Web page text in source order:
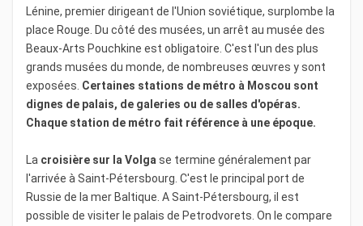
Lénine, premier dirigeant de l'Union soviétique, surplombe la
place Rouge. Du côté des musées, un arrêt au musée des
Beaux-Arts Pouchkine est obligatoire. C'est l'un des plus
grands musées du monde, de nombreuses œuvres y sont
exposées. Certaines stations de métro à Moscou sont
dignes de palais, de galeries ou de salles d'opéras.
Chaque station de métro fait référence à une époque.
La croisière sur la Volga se termine généralement par
l'arrivée à Saint-Pétersbourg. C'est le principal port de
Russie de la mer Baltique. A Saint-Pétersbourg, il est
possible de visiter le palais de Petrodvorets. On le compare